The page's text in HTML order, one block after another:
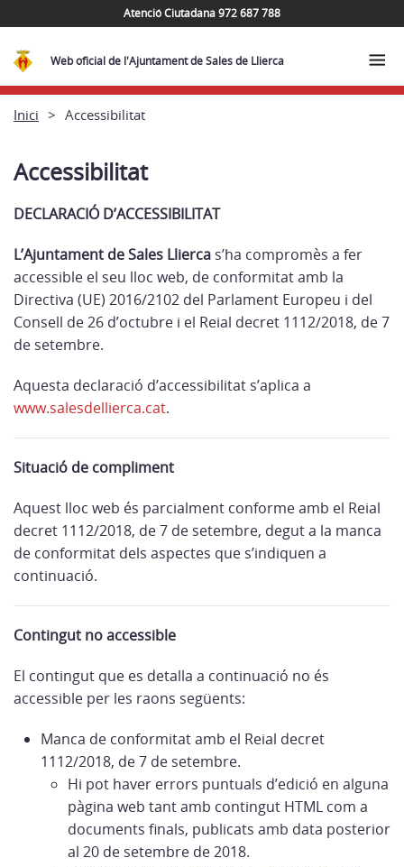
Atenció Ciutadana 972 687 788
Web oficial de l'Ajuntament de Sales de Llierca
Inici Accessibilitat
Accessibilitat
DECLARACIÓ D’ACCESSIBILITAT
L’Ajuntament de Sales Llierca s’ha compromès a fer
accessible el seu lloc web, de conformitat amb la
Directiva (UE) 2016/2102 del Parlament Europeu i del
Consell de 26 d’octubre i el Reial decret 1112/2018, de 7
de setembre.
Aquesta declaració d’accessibilitat s’aplica a
www.salesdellierca.cat.
Situació de compliment
Aquest lloc web és parcialment conforme amb el Reial
decret 1112/2018, de 7 de setembre, degut a la manca
de conformitat dels aspectes que s’indiquen a
continuació.
Contingut no accessible
El contingut que es detalla a continuació no és
accessible per les raons següents:
Manca de conformitat amb el Reial decret
1112/2018, de 7 de setembre.
Hi pot haver errors puntuals d’edició en alguna
pàgina web tant amb contingut HTML com a
documents finals, publicats amb data posterior
al 20 de setembre de 2018.